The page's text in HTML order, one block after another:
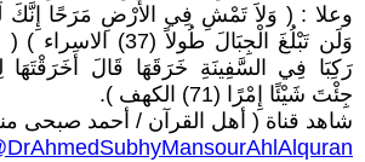
وعلا : ( وَلاَ تَمْشِ فِي الأَرْضِ مَرَحًا
وَلَن تَبْلُغَ الْجِبَالَ طُولاً
رَكِبَا فِي السَّفِينَةِ خَرَقَهَا قَالَ أَخَرَقْتَهَا
جِئْتَ شَيْئًا إِمْرًا (71) الكهف ).
شاهد قناة ( أهل القرآن / أحمد صبحى